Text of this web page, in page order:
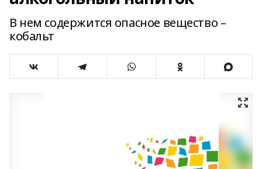
В нем содержится опасное вещество –
кобальт